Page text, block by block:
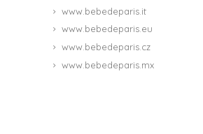
www.bebedeparis.it
www.bebedeparis.eu
www.bebedeparis.cz
www.bebedeparis.mx